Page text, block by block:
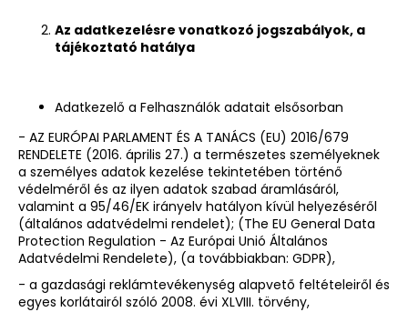
Az adatkezelésre vonatkozó jogszabályok, a
tájékoztató hatálya
Adatkezelő a Felhasználók adatait elsősorban
- AZ EURÓPAI PARLAMENT ÉS A TANÁCS (EU) 2016/679
RENDELETE (2016. április 27.) a természetes személyeknek
a személyes adatok kezelése tekintetében történő
védelméről és az ilyen adatok szabad áramlásáról,
valamint a 95/46/EK irányelv hatályon kívül helyezéséről
(általános adatvédelmi rendelet); (The EU General Data
Protection Regulation - Az Európai Unió Általános
Adatvédelmi Rendelete), (a továbbiakban: GDPR),
- a gazdasági reklámtevékenység alapvető feltételeiről és
egyes korlátairól szóló 2008. évi XLVIII. törvény,